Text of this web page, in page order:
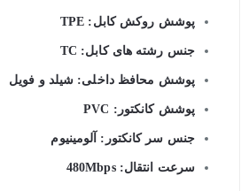
پوشش روکش کابل: TPE
جنس رشته های کابل: TC
پوشش محافظ داخلی: شیلد و فویل
پوشش کانکتور: PVC
جنس سر کانکتور: آلومینیوم
سرعت انتقال: 480Mbps